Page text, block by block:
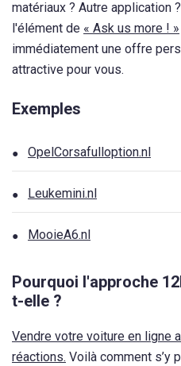
matériaux ? Autre application
l'élément de « Ask us more ! »
immédiatement une offre
attractive pour vous.
Exemples
OpelCorsafulloption.nl
Leukemini.nl
MooieA6.nl
Pourquoi l'approche
t-elle ?
Vendre votre voiture en ligne
réactions. Voilà comment s’y